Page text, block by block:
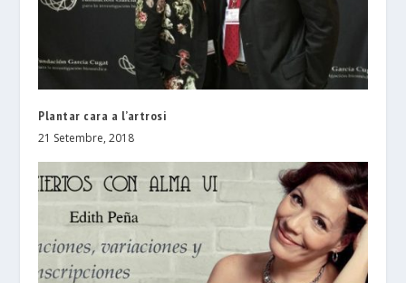
Plantar cara a l’artrosi
21 Setembre, 2018